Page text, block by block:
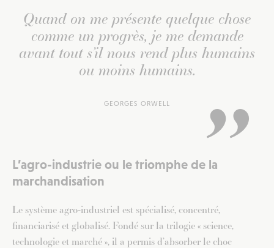
Quand on me présente quelque chose
comme un progrès, je me demande
avant tout s’il nous rend plus humains
ou moins humains.
GEORGES ORWELL
L’agro-industrie ou le triomphe de la
marchandisation
Le système agro-industriel est spécialisé, concentré,
financiarisé et globalisé. Fondé sur la trilogie « science,
technologie et marché », il a permis d’absorber le choc